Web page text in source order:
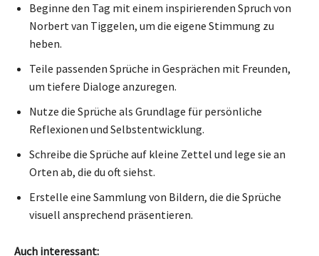
Beginne den Tag mit einem inspirierenden Spruch von
Norbert van Tiggelen, um die eigene Stimmung zu
heben.
Teile passenden Sprüche in Gesprächen mit Freunden,
um tiefere Dialoge anzuregen.
Nutze die Sprüche als Grundlage für persönliche
Reflexionen und Selbstentwicklung.
Schreibe die Sprüche auf kleine Zettel und lege sie an
Orten ab, die du oft siehst.
Erstelle eine Sammlung von Bildern, die die Sprüche
visuell ansprechend präsentieren.
Auch interessant: